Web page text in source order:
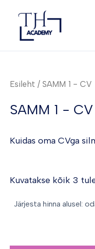
content
Esileht / SAMM 1 - CV
SAMM 1 - CV
Kuidas oma CVga
Kuvatakse kõik 3